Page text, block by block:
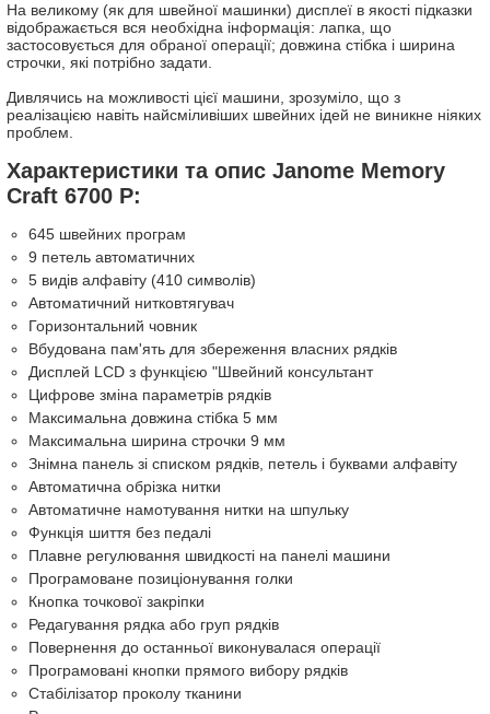
На великому (як для швейної машинки) дисплеї в якості підказки
відображається вся необхідна інформація: лапка, що
застосовується для обраної операції; довжина стібка і ширина
строчки, які потрібно задати.
Дивлячись на можливості цієї машини, зрозуміло, що з
реалізацією навіть найсміливіших швейних ідей не виникне ніяких
проблем.
Характеристики та опис Janome Memory
Craft 6700 P:
645 швейних програм
9 петель автоматичних
5 видів алфавіту (410 символів)
Автоматичний нитковтягувач
Горизонтальний човник
Вбудована пам'ять для збереження власних рядків
Дисплей LCD з функцією "Швейний консультант
Цифрове зміна параметрів рядків
Максимальна довжина стібка 5 мм
Максимальна ширина строчки 9 мм
Знімна панель зі списком рядків, петель і буквами алфавіту
Автоматична обрізка нитки
Автоматичне намотування нитки на шпульку
Функція шиття без педалі
Плавне регулювання швидкості на панелі машини
Програмоване позиціонування голки
Кнопка точкової закріпки
Редагування рядка або груп рядків
Повернення до останньої виконувалася операції
Програмовані кнопки прямого вибору рядків
Стабілізатор проколу тканини